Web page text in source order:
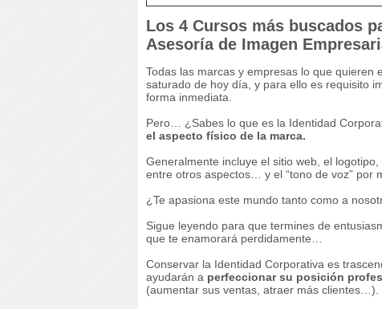
Los 4 Cursos más buscados
Asesoría de Imagen
Todas las marcas y empresas lo que
saturado de hoy día, y para ello es requisito
forma inmediata.
Pero… ¿Sabes lo que es la Identidad
el aspecto físico de la marca.
Generalmente incluye el sitio web, el
entre otros aspectos… y el “tono de voz” por
¿Te apasiona este mundo tanto como a
Sigue leyendo para que termines de
que te enamorará perdidamente…
Conservar la Identidad Corporativa es
ayudarán a perfeccionar su posición
(aumentar sus ventas, atraer más clientes…).